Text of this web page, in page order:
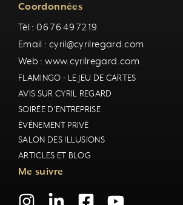
Coordonnées
Tél : 06 76 49 72 19
Email : cyril@cyrilregard.com
Web : www.cyrilregard.com
FLAMINGO - LE JEU DE CARTES
AVIS SUR CYRIL REGARD
SOIRÉE D'ENTREPRISE
ÉVÉNEMENT PRIVÉ
SALON DES ILLUSIONS
ARTICLES ET BLOG
Me suivre